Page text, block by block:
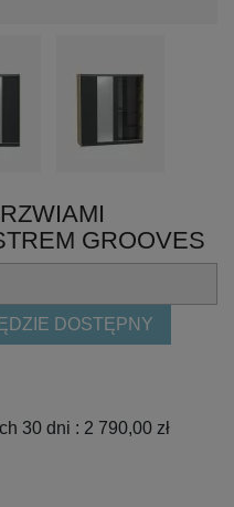
GROOVES
DOSTĘPNY
30 dni : 2 790,00 zł